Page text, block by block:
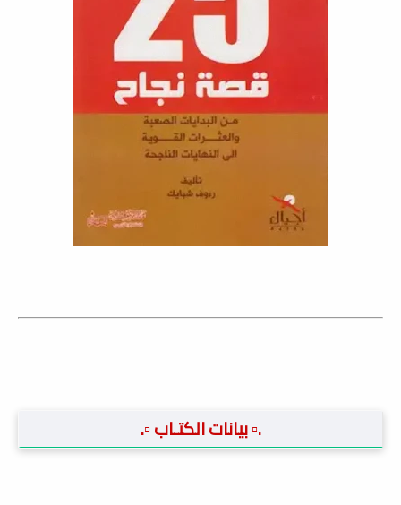
.▫️ بيانات الكتـاب ▫️.